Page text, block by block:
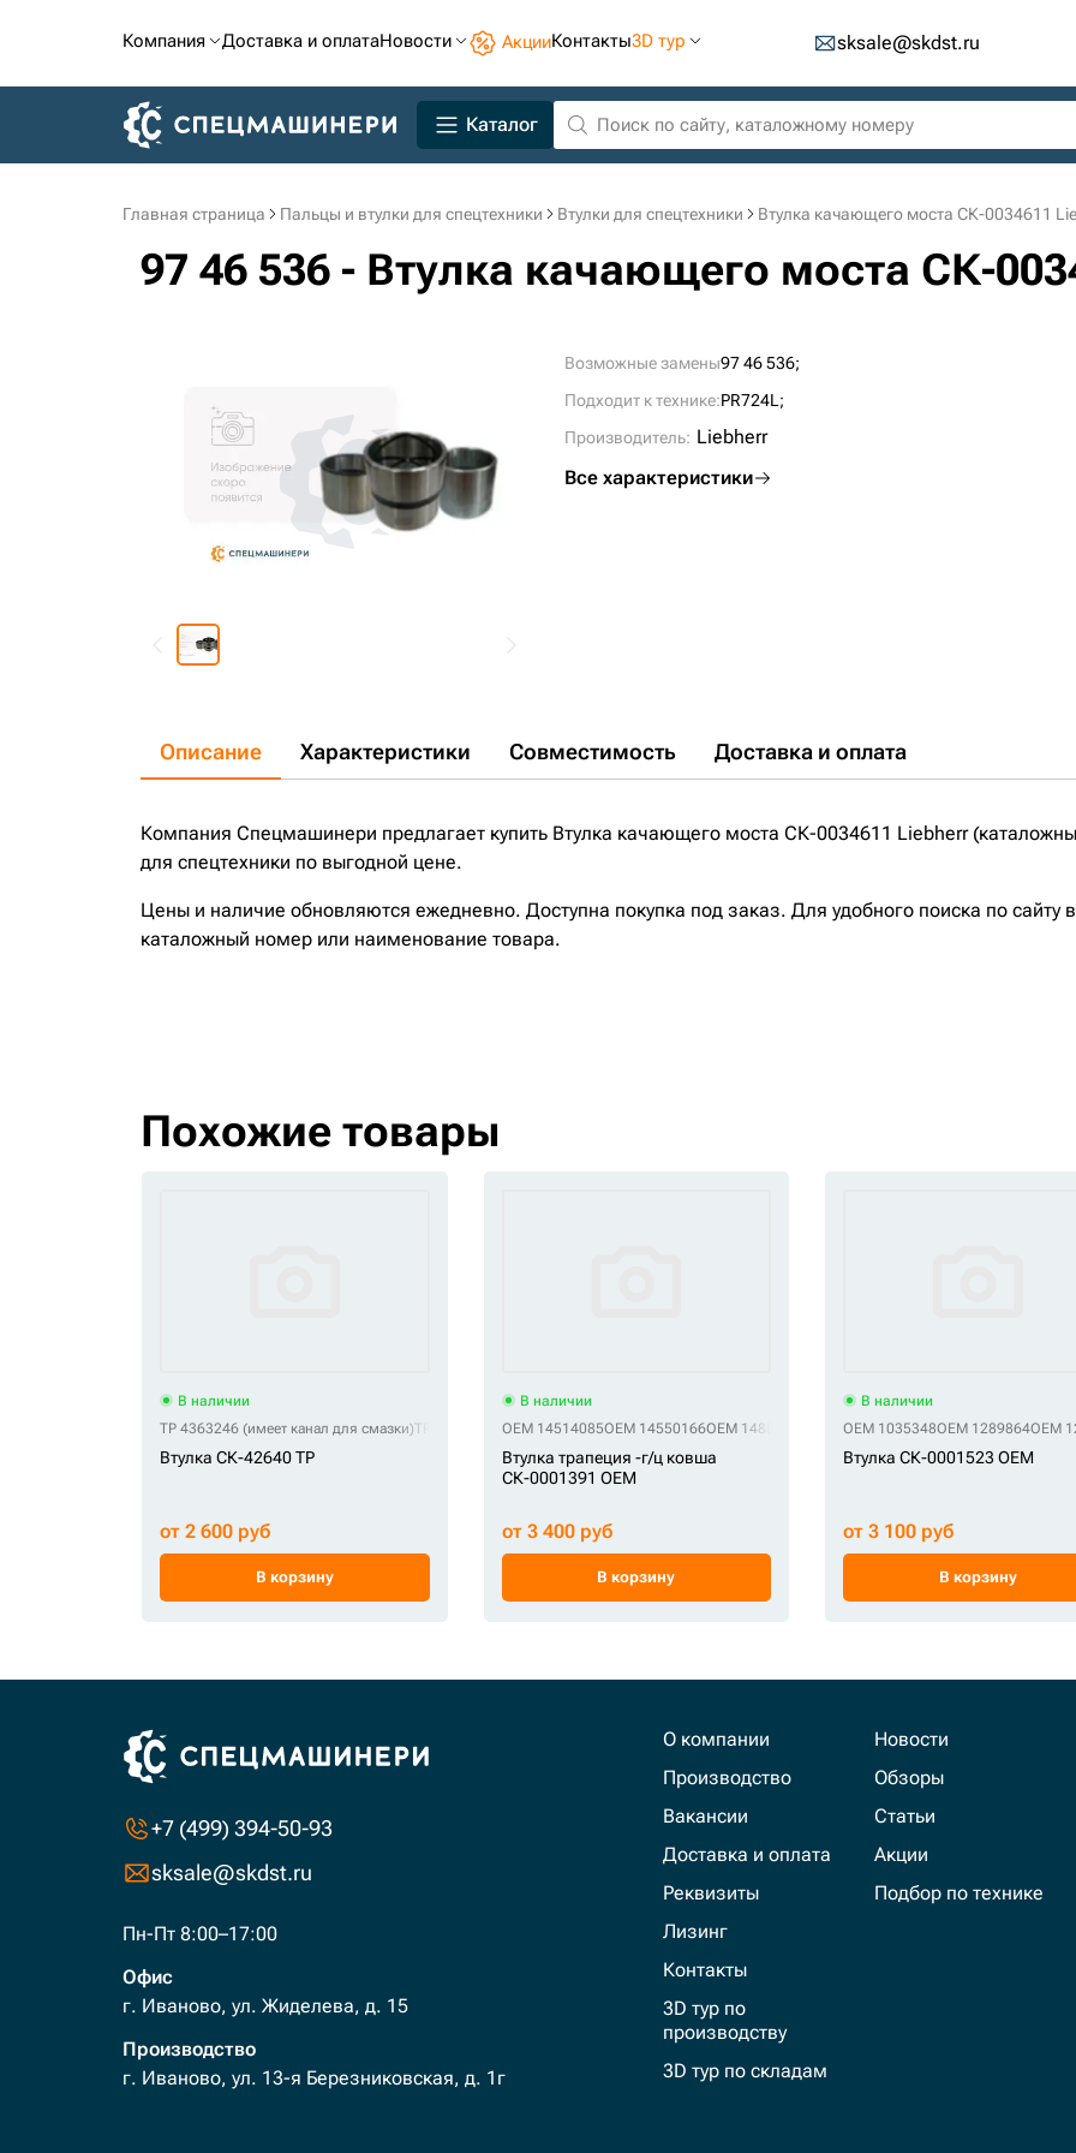
Компания Доставка и оплатаНовости АкцииКонтакты3D тур sksale@skdst.ru
Каталог
Главная страница Пальцы и втулки для спецтехники Втулки для спецтехники Втулка качающего моста СК-0034611
97 46 536 - Втулка качающего моста СК-
Возможные замены97 46 536;
Подходит к технике:PR724L;
Производитель: Liebherr
Все характеристики
Описание Характеристики Совместимость Доставка и оплата
Компания Спецмашинери предлагает купить Втулка качающего моста СК-0034611 Liebherr
для спецтехники по выгодной цене.
Цены и наличие обновляются ежедневно. Доступна покупка под заказ. Для удобного поиска по сайту
каталожный номер или наименование товара.
Похожие товары
В наличии
TP 4363246 (имеет канал для смазки)TP 4443880 (без канала смазки)
Втулка СК-42640 TP
от 2 600 руб
В корзину
В наличии
OEM 14514085OEM 14550166OEM 14880981 OEM BU-166OEM JBV0568OEM KBV0742
Втулка трапеция -г/ц ковша
СК-0001391 OEM
от 3 400 руб
В корзину
В наличии
OEM 1035348OEM 1289864OEM
Втулка СК-0001523 OEM
от 3 100 руб
В корзину
+7 (499) 394-50-93
sksale@skdst.ru
Пн-Пт 8:00–17:00
Офис
г. Иваново, ул. Жиделева, д. 15
Производство
г. Иваново, ул. 13-я Березниковская, д. 1г
О компании
Производство
Вакансии
Доставка и оплата
Реквизиты
Лизинг
Контакты
3D тур по
производству
3D тур по складам
Новости
Обзоры
Статьи
Акции
Подбор по технике